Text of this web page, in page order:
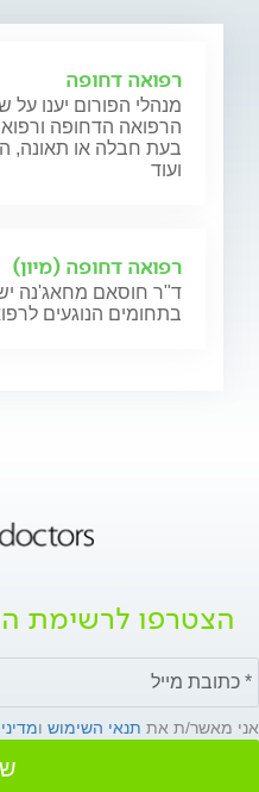
רפואה דחופה
מנהלי הפורום יענו
הרפואה הדחופה
בעת חבלה או תאונה,
ועוד
רפואה דחופה (מיון)
ד"ר חוסאם מחאג'נה
בתחומים הנוגעים
הצטרפו לרשימת
אני מאשר/ת את תנאי השימוש ו